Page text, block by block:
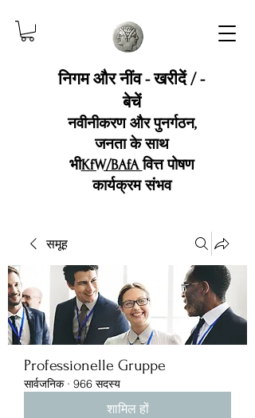
निगम और नींव - खरीदें / -
बेचें
नवीनीकरण और पुनर्गठन,
जनता के साथ
भीKfW/BAfAवित्त पोषण
कार्यक्रम संभव
समूह
Professionelle Gruppe
सार्वजनिक · 966 सदस्य
शामिल हों